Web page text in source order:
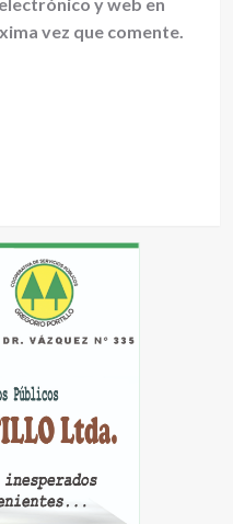
y web en
vez que comente.